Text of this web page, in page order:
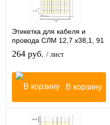
Этикетка для кабеля и
провода СЛМ 12,7 х38,1, 91
шт/лист
264 руб. / лист
В корзину